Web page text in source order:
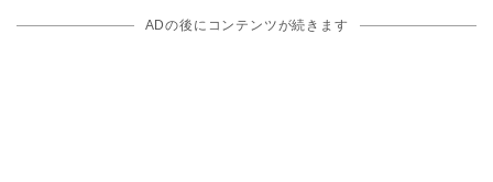
ADの後にコンテンツが続きます